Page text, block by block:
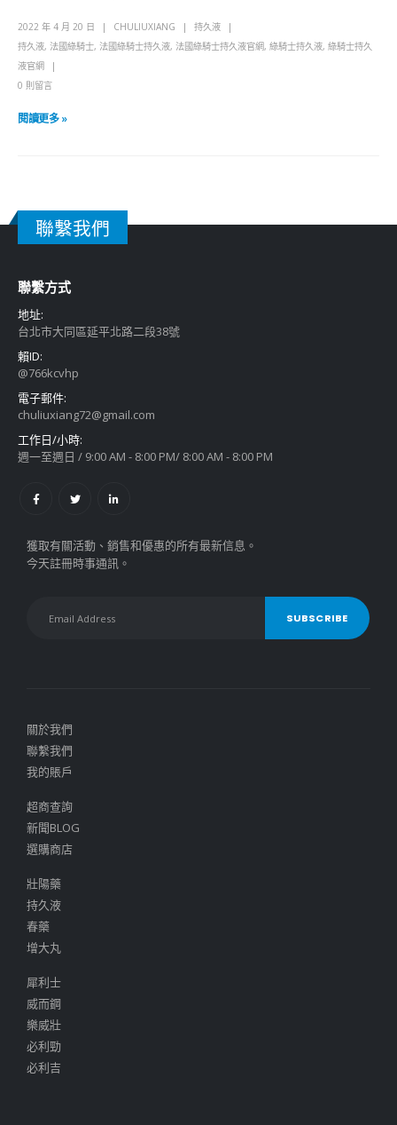
2022 年 4 月 20 日 CHULIUXIANG
持久液
持久液, 法國綠騎士, 法國綠騎士持久液, 法國綠騎士持久液官網, 綠騎士持久液, 綠騎士持久
液官網
0 則留言
閱讀更多 »
聯繫我們
聯繫方式
地址:
台北市大同區延平北路二段38號
賴ID:
@766kcvhp
電子郵件:
chuliuxiang72@gmail.com
工作日/小時:
週一至週日 / 9:00 AM - 8:00 PM/ 8:00 AM - 8:00 PM
獲取有關活動、銷售和優惠的所有最新信息。
今天註冊時事通訊。
關於我們
聯繫我們
我的賬戶
超商查詢
新聞BLOG
選購商店
壯陽藥
持久液
春藥
增大丸
犀利士
威而鋼
樂威壯
必利勁
必利吉